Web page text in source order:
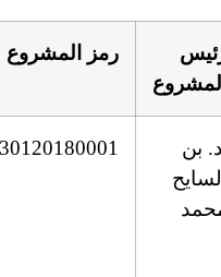
رمز المشروع
بن